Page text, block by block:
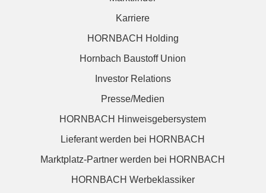
Karriere
HORNBACH Holding
Hornbach Baustoff Union
Investor Relations
Presse/Medien
HORNBACH Hinweisgebersystem
Lieferant werden bei HORNBACH
Marktplatz-Partner werden bei HORNBACH
HORNBACH Werbeklassiker